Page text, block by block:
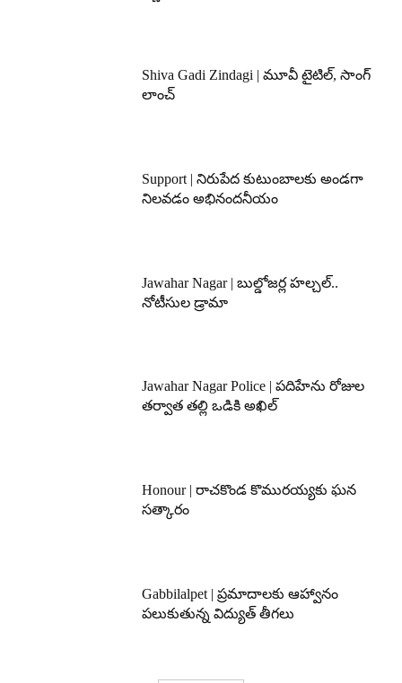
Shiva Gadi Zindagi | మూవీ టైటిల్, సాంగ్
లాంచ్
Support | నిరుపేద కుటుంబాలకు అండగా
నిలవడం అభినందనీయం
Jawahar Nagar | బుల్డోజర్ల హల్చల్..
నోటీసుల డ్రామా
Jawahar Nagar Police | పదిహేను రోజుల
తర్వాత తల్లి ఒడికి అఖిల్
Honour | రాచకొండ కొమురయ్యకు ఘన
సత్కారం
Gabbilalpet | ప్రమాదాలకు ఆహ్వానం
పలుకుతున్న విద్యుత్ తీగలు